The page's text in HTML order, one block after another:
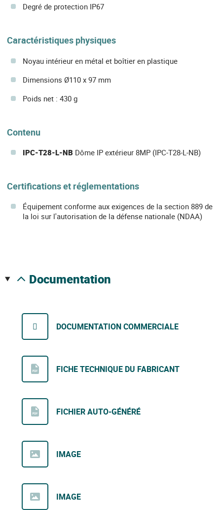
Degré de protection IP67
Caractéristiques physiques
Noyau intérieur en métal et boîtier en plastique
Dimensions Ø110 x 97 mm
Poids net : 430 g
Contenu
IPC-T28-L-NB Dôme IP extérieur 8MP (IPC-T28-L-NB)
Certifications et réglementations
Équipement conforme aux exigences de la section 889 de
la loi sur l'autorisation de la défense nationale (NDAA)
documentation
DOCUMENTATION COMMERCIALE
FICHE TECHNIQUE DU FABRICANT
FICHIER AUTO-GÉNÉRÉ
IMAGE
IMAGE